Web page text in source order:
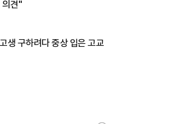
의견"
생 구하려다 중상 입은 고교